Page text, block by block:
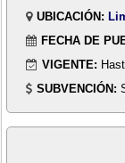
UBICACIÓN:
FECHA DE
VIGENTE:
SUBVENCIÓN: